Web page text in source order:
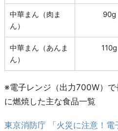
中華まん（肉ま
ん）
90g
中華まん（あんま
ん）
110g
※電子レンジ（出力700W）
に燃焼した主な食品一覧
東京消防庁 「火災に注意！電